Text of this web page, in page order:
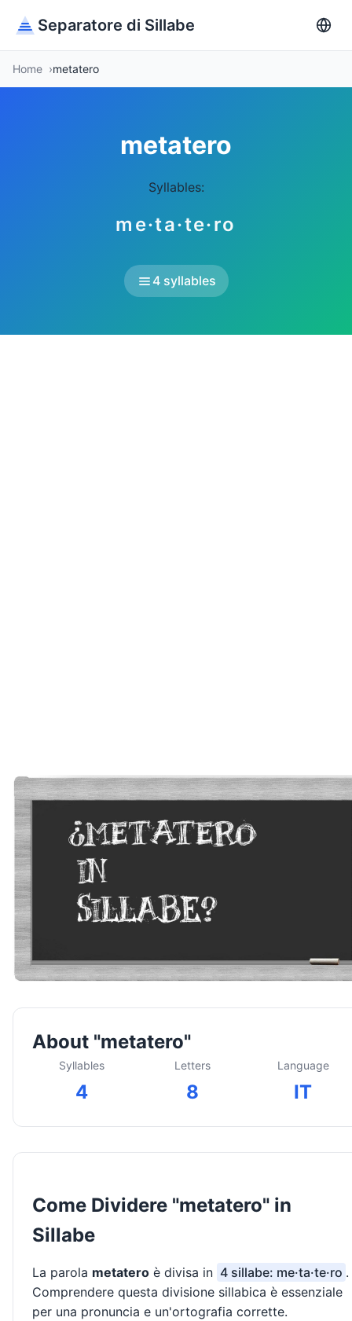
Separatore di Sillabe
Home metatero
metatero
Syllables:
me·ta·te·ro
4 syllables
About "metatero"
Syllables
4
Letters
8
Language
IT
Come Dividere "metatero" in
Sillabe
La parola metatero è divisa in 4 sillabe: me·ta·te·ro .
Comprendere questa divisione sillabica è essenziale
per una pronuncia e un'ortografia corrette.